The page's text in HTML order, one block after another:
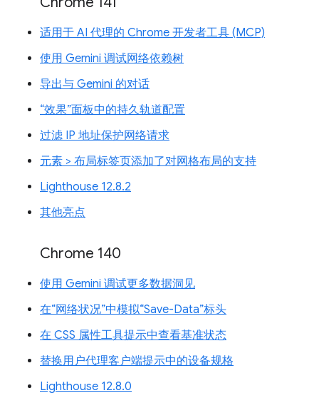
适用于 AI 代理的 Chrome 开发者工具 (MCP)
使用 Gemini 调试网络依赖树
导出与 Gemini 的对话
“效果”面板中的持久轨道配置
过滤 IP 地址保护网络请求
元素 > 布局标签页添加了对网格布局的支持
Lighthouse 12.8.2
其他亮点
Chrome 140
使用 Gemini 调试更多数据洞见
在“网络状况”中模拟“Save-Data”标头
在 CSS 属性工具提示中查看基准状态
替换用户代理客户端提示中的设备规格
Lighthouse 12.8.0